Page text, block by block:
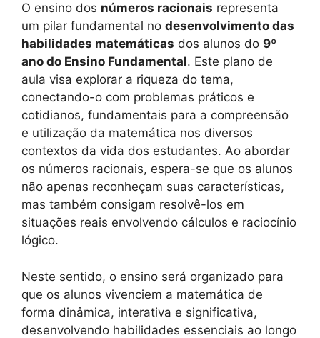
O ensino dos números racionais representa
um pilar fundamental no desenvolvimento das
habilidades matemáticas dos alunos do 9º
ano do Ensino Fundamental. Este plano de
aula visa explorar a riqueza do tema,
conectando-o com problemas práticos e
cotidianos, fundamentais para a compreensão
e utilização da matemática nos diversos
contextos da vida dos estudantes. Ao abordar
os números racionais, espera-se que os alunos
não apenas reconheçam suas características,
mas também consigam resolvê-los em
situações reais envolvendo cálculos e raciocínio
lógico.
Neste sentido, o ensino será organizado para
que os alunos vivenciem a matemática de
forma dinâmica, interativa e significativa,
desenvolvendo habilidades essenciais ao longo